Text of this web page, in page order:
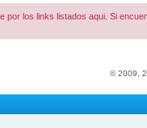
por los links listados aqui. Si
© 2009,